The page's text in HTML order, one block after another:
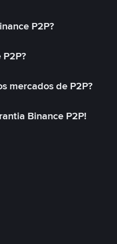
P2P?
mercados de P2P?
Binance P2P!